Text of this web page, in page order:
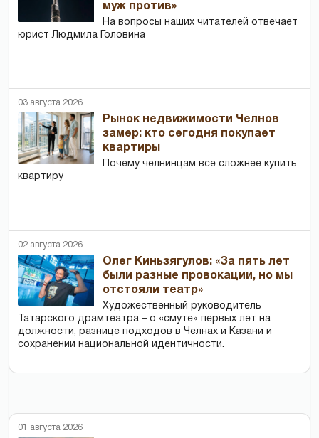
муж против»
На вопросы наших читателей отвечает
юрист Людмила Головина
03 августа 2026
Рынок недвижимости Челнов
замер: кто сегодня покупает
квартиры
Почему челнинцам все сложнее купить
квартиру
02 августа 2026
Олег Киньзягулов: «За пять лет
были разные провокации, но мы
отстояли театр»
Художественный руководитель
Татарского драмтеатра – о «смуте» первых лет на
должности, разнице подходов в Челнах и Казани и
сохранении национальной идентичности.
01 августа 2026